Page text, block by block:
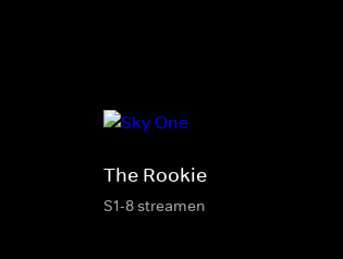
The Rookie
S1-8 streamen